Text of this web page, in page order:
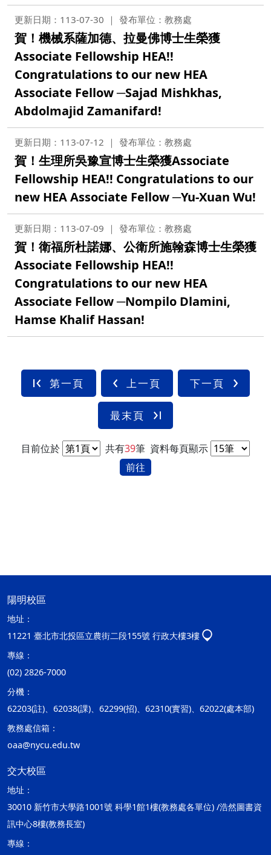
更新日期：113-07-30 發布單位：教務處
賀！機械系薩加德、拉曼佛博士生榮獲
Associate Fellowship HEA!!
Congratulations to our new HEA
Associate Fellow ─Sajad Mishkhas,
Abdolmajid Zamanifard!
更新日期：113-07-12 發布單位：教務處
賀！生理所吳豫宣博士生榮獲Associate
Fellowship HEA!! Congratulations to our
new HEA Associate Fellow ─Yu-Xuan Wu!
更新日期：113-07-09 發布單位：教務處
賀！衛福所杜諾娜、公衛所施翰森博士生榮獲
Associate Fellowship HEA!!
Congratulations to our new HEA
Associate Fellow ─Nompilo Dlamini,
Hamse Khalif Hassan!
第一頁 上一頁 下一頁
最末頁
目前位於 共有39筆 資料每頁顯示
前往
陽明校區
地址：
11221 臺北市北投區立農街二段155號 行政大樓3樓
專線：
(02) 2826-7000
分機：
62203(註)、62038(課)、62299(招)、62310(實習)、62022(處本部)
教務處信箱：
oaa@nycu.edu.tw
交大校區
地址：
30010 新竹市大學路1001號 科學1館1樓(教務處各單位) /浩然圖書資
訊中心8樓(教務長室)
專線：